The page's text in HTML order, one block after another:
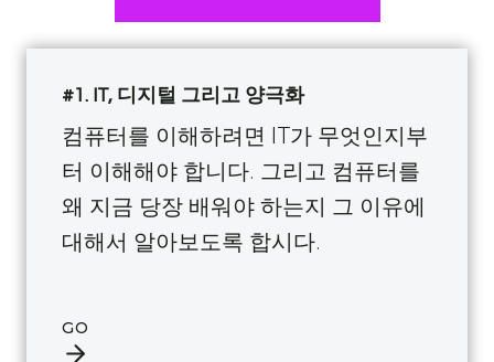
#1. IT, 디지털 그리고 양극화
컴퓨터를 이해하려면 IT가 무엇인지부
터 이해해야 합니다. 그리고 컴퓨터를
왜 지금 당장 배워야 하는지 그 이유에
대해서 알아보도록 합시다.
GO